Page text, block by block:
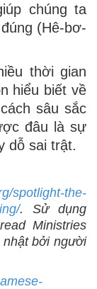
chúng ta
(Hê-bơ-
thời gian
hiểu biết về
sâu sắc
đâu là sự
dỗ sai trật.
spotlight-the-
. Sử dụng
Ministries
nhật bởi người